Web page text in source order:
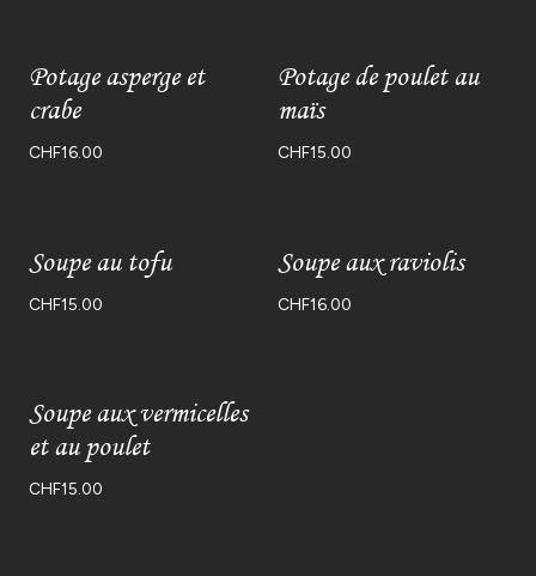
Potage asperge et
crabe
CHF16.00
Potage de poulet au
maïs
CHF15.00
Soupe au tofu
CHF15.00
Soupe aux raviolis
CHF16.00
Soupe aux vermicelles
et au poulet
CHF15.00